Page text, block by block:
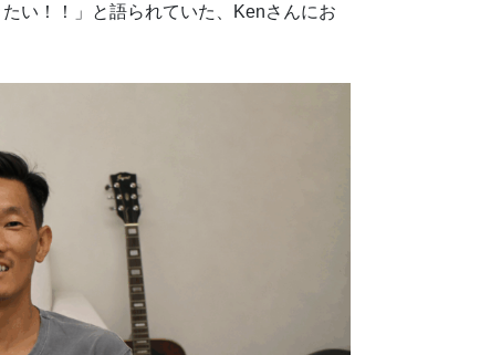
い！！」と語られていた、Kenさんにお